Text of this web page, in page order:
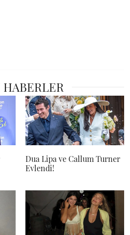
HABERLER
Dua Lipa ve Callum Turner
Evlendi!